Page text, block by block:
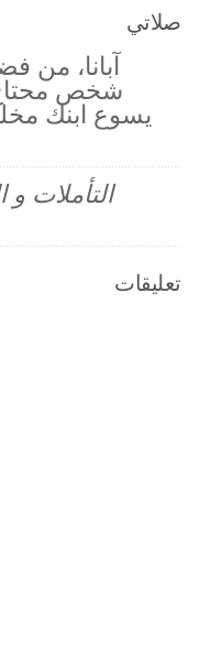
صلاتي
آبانا، من
شخص
يسوع ابنك
التأملات و
تعليقات